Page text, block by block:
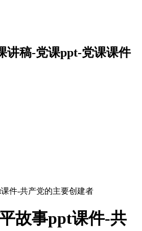
讲稿-党课ppt-党课课件
故事ppt课件-共